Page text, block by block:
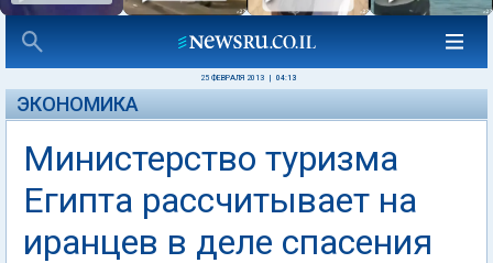
25 ФЕВРАЛЯ 2013 04:13
ЭКОНОМИКА
Министерство туризма
Египта рассчитывает на
иранцев в деле спасения